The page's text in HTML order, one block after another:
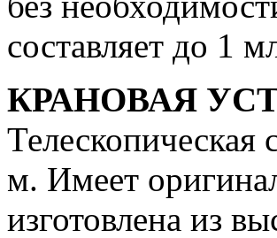
составляет до 1
КРАНОВАЯ
Телескопическая
м. Имеет
изготовлена из